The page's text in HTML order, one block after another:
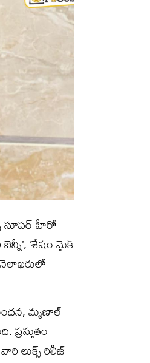
సూపర్ హీరో
‘శేషం మైక్‌
మృణాల్‌
లుక్స్‌ రిలీజ్‌